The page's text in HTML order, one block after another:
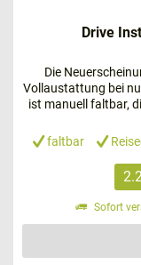
XXL –
muss es sein
https://www.mc-
elektrorollstuhl
Drive
Die
Vollaustattung bei
ist manuell faltbar,
faltbar
Sofort